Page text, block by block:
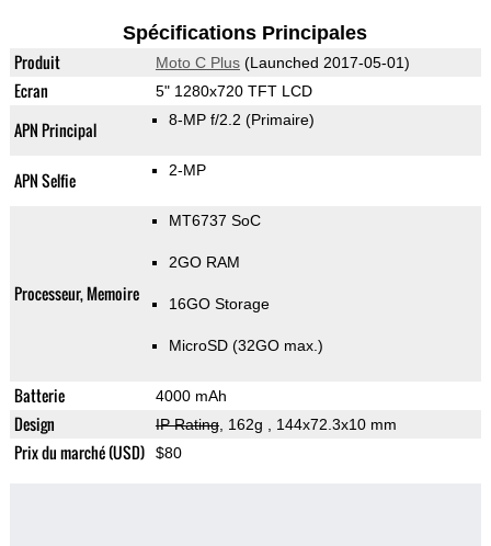
Spécifications Principales
Produit Moto C Plus(Launched 2017-05-01)
Ecran 5" 1280x720 TFT LCD
APN Principal 8-MP f/2.2 (Primaire)
APN Selfie 2-MP
Processeur, Memoire
MT6737 SoC
2GO RAM
16GO Storage
MicroSD (32GO max.)
Batterie 4000 mAh
Design IP Rating, 162g , 144x72.3x10 mm
Prix du marché (USD) $80